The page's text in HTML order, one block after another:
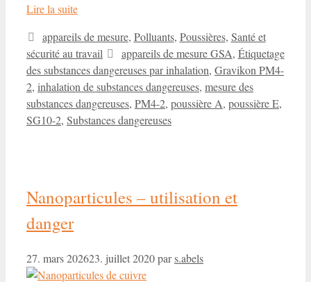
Lire la suite
Catégories
appareils de mesure, Polluants, Poussières, Santé et
sécurité au travail
Étiquettes
appareils de mesure GSA, Étiquetage
des substances dangereuses par inhalation, Gravikon PM4-
2, inhalation de substances dangereuses, mesure des
substances dangereuses, PM4-2, poussière A, poussière E,
SG10-2, Substances dangereuses
Nanoparticules – utilisation et
danger
27. mars 202623. juillet 2020pars.abels